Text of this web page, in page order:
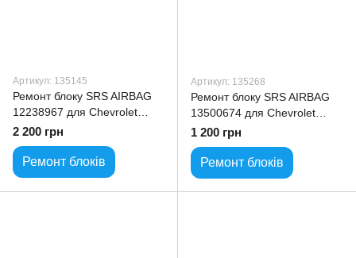
Артикул: 135145
Ремонт блоку SRS AIRBAG
12238967 для Chevrolet
Equinox
2 200 грн
Ремонт блоків
Артикул: 135268
Ремонт блоку SRS AIRBAG
13500674 для Chevrolet
Silverado
1 200 грн
Ремонт блоків